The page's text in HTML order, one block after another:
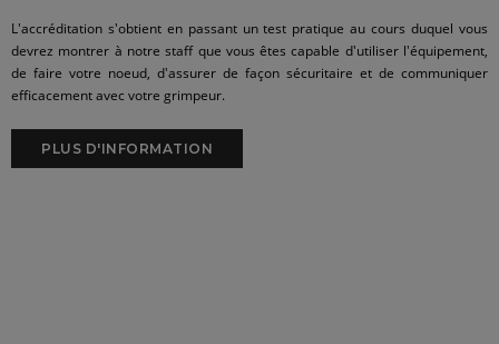
L'accréditation s'obtient en passant un test pratique au cours duquel vous
devrez montrer à notre staff que vous êtes capable d'utiliser l'équipement,
de faire votre noeud, d'assurer de façon sécuritaire et de communiquer
efficacement avec votre grimpeur.
PLUS D'INFORMATION